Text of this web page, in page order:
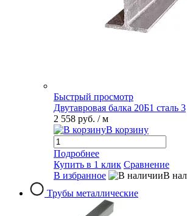
Быстрый просмотр
Двутавровая балка 20Б1 сталь 3
2 558 руб. / м
В корзину
Подробнее
Купить в 1 клик Сравнение
В избранное
В
Трубы металлические